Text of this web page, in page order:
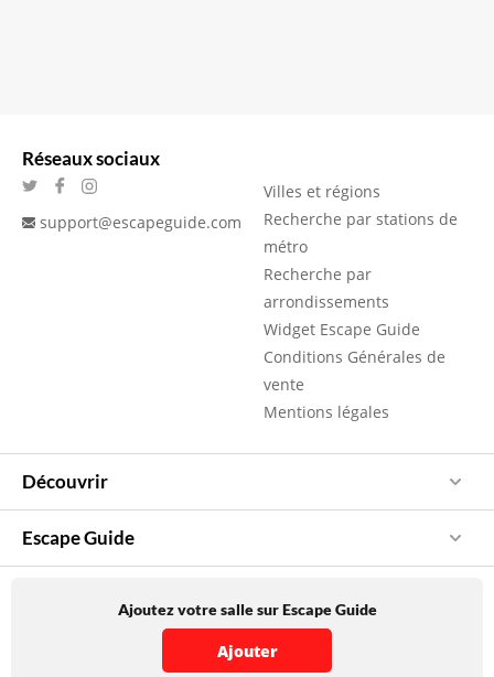
Réseaux sociaux
support@escapeguide.com
Villes et régions
Recherche par stations de
métro
Recherche par
arrondissements
Widget Escape Guide
Conditions Générales de
vente
Mentions légales
Découvrir
Escape Guide
Ajoutez votre salle sur Escape Guide
Ajouter